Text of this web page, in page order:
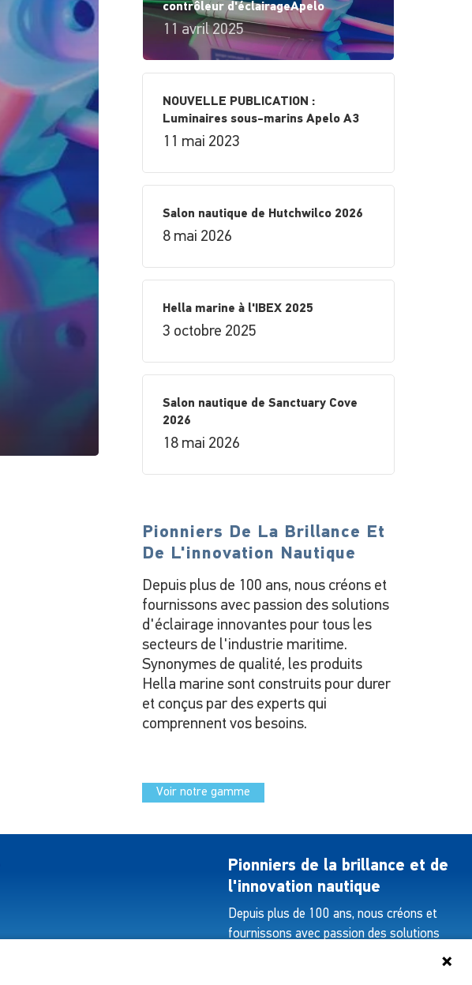
contrôleur d'éclairageApelo
11 avril 2025
NOUVELLE PUBLICATION :
Luminaires sous-marins Apelo A3
11 mai 2023
Salon nautique de Hutchwilco 2026
8 mai 2026
Hella marine à l'IBEX 2025
3 octobre 2025
Salon nautique de Sanctuary Cove
2026
18 mai 2026
Pionniers De La Brillance Et
De L'innovation Nautique
Depuis plus de 100 ans, nous créons et
fournissons avec passion des solutions
d'éclairage innovantes pour tous les
secteurs de l'industrie maritime.
Synonymes de qualité, les produits
Hella marine sont construits pour durer
et conçus par des experts qui
comprennent vos besoins.
Voir notre gamme
Pionniers de la brillance et de
l'innovation nautique
Depuis plus de 100 ans, nous créons et
fournissons avec passion des solutions